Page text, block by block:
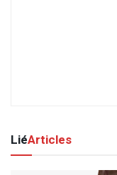
LiéArticles